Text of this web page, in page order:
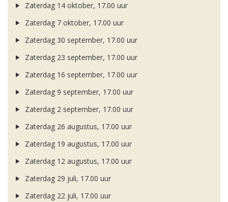
Zaterdag 14 oktober, 17.00 uur
Zaterdag 7 oktober, 17.00 uur
Zaterdag 30 september, 17.00 uur
Zaterdag 23 september, 17.00 uur
Zaterdag 16 september, 17.00 uur
Zaterdag 9 september, 17.00 uur
Zaterdag 2 september, 17.00 uur
Zaterdag 26 augustus, 17.00 uur
Zaterdag 19 augustus, 17.00 uur
Zaterdag 12 augustus, 17.00 uur
Zaterdag 29 juli, 17.00 uur
Zaterdag 22 juli, 17.00 uur